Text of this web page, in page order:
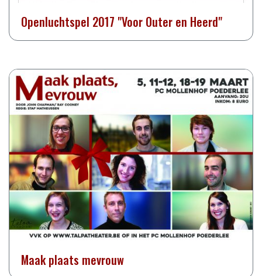
Openluchtspel 2017 "Voor Outer en Heerd"
Maak plaats mevrouw